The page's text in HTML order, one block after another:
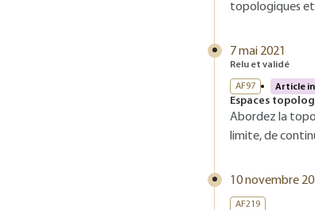
topologiques
7 mai 2021
Relu et validé
AF97 Article
Espaces
Abordez la
limite, de
10 novembre
AF219